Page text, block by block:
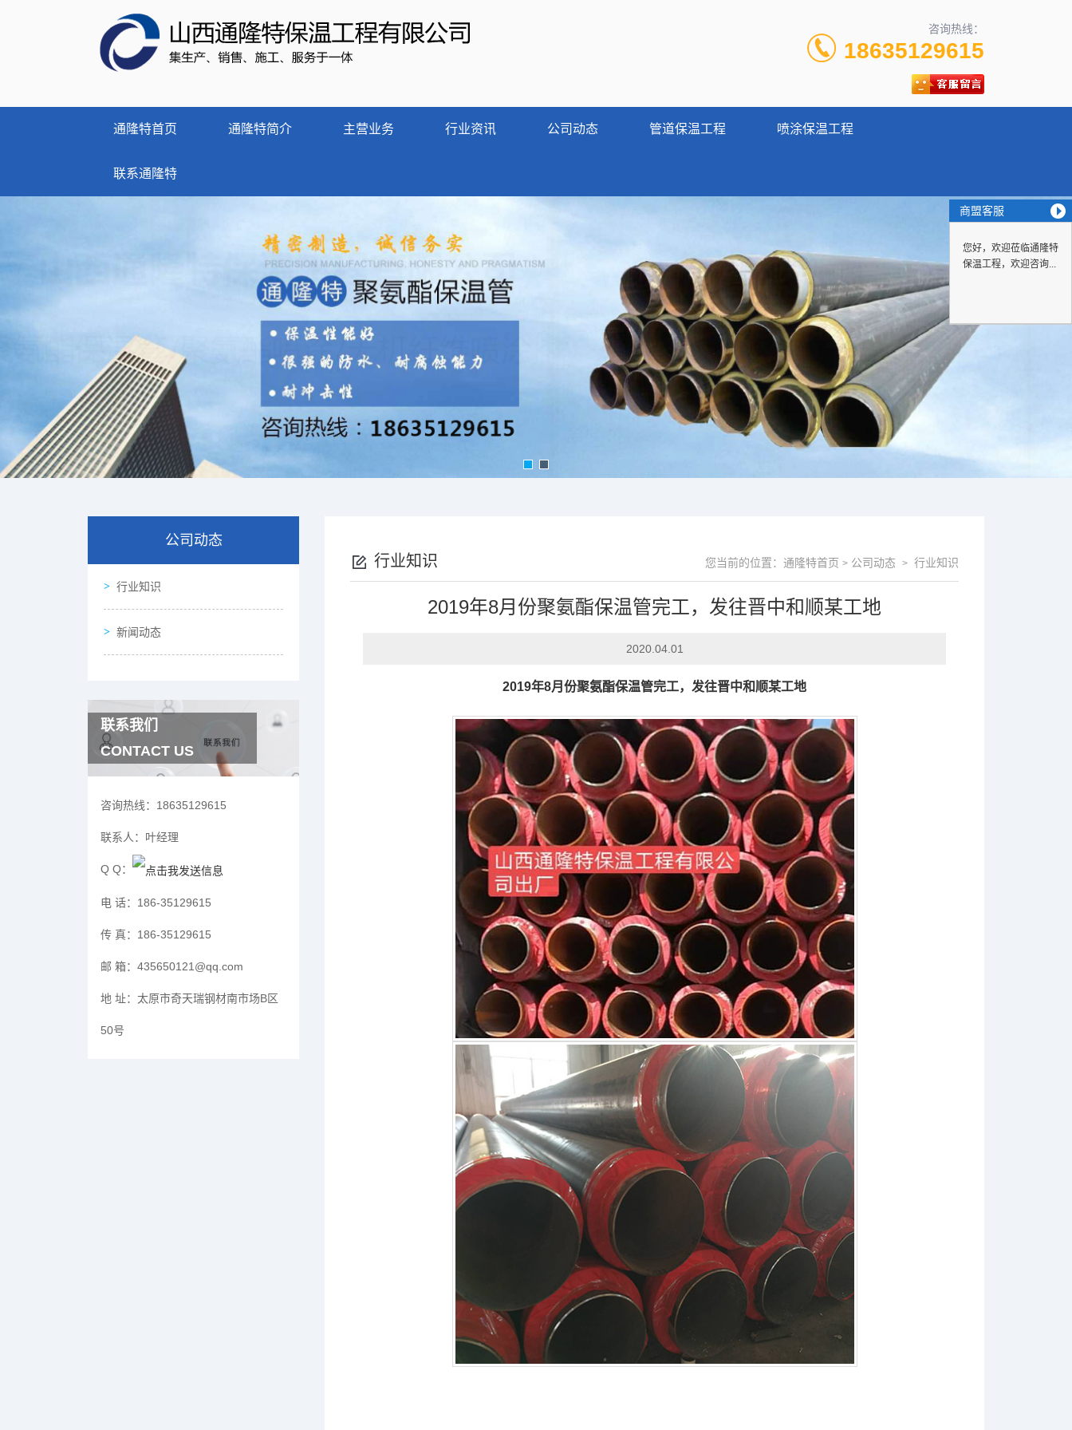
咨询热线：
18635129615
通隆特首页 通隆特简介 主营业务 行业资讯 公司动态 管道保温工程 喷涂保温工程
联系通隆特
公司动态
行业知识
新闻动态
联系我们
CONTACT US
咨询热线： 18635129615
联系人： 叶经理
Q Q：
电 话： 186-35129615
传 真： 186-35129615
邮 箱： 435650121@qq.com
地 址： 太原市奇天瑞钢材南市场B区
50号
行业知识 您当前的位置： 通隆特首页 > 公司动态 > 行业知识
2019年8月份聚氨酯保温管完工，发往晋中和顺某工地
2020.04.01
2019年8月份聚氨酯保温管完工，发往晋中和顺某工地
商盟客服
您好，欢迎莅临通隆特
保温工程，欢迎咨询...